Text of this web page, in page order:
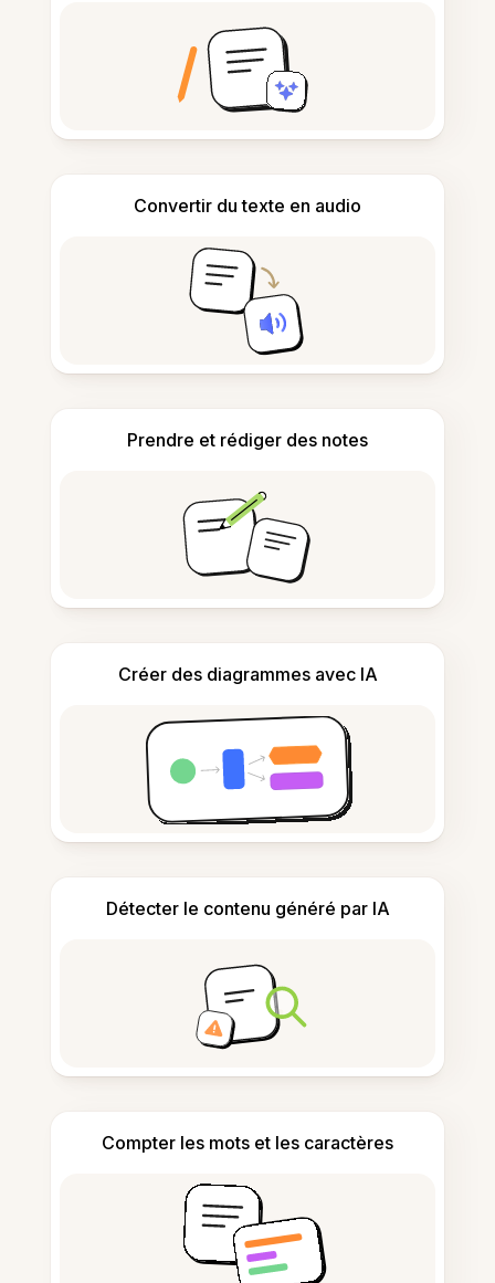
Convertir du texte en audio
Prendre et rédiger des notes
Créer des diagrammes avec IA
Détecter le contenu généré par IA
Compter les mots et les caractères